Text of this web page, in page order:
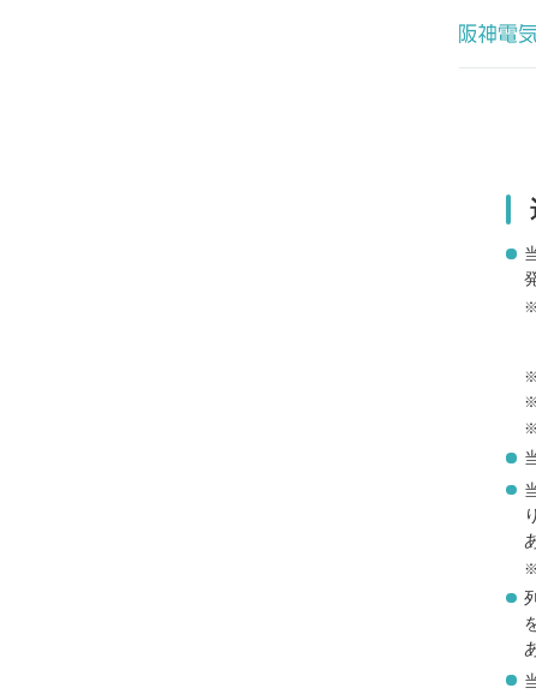
※
※
※
※
※